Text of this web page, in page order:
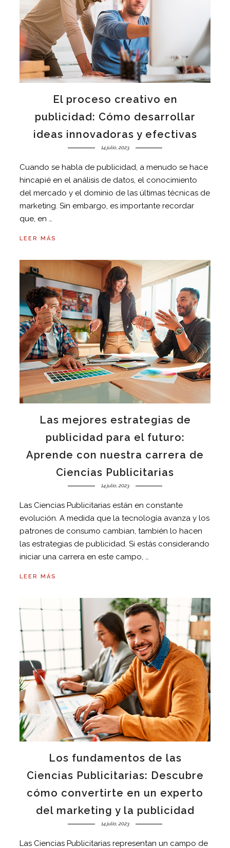
El proceso creativo en
publicidad: Cómo desarrollar
ideas innovadoras y efectivas
14 julio, 2023
Cuando se habla de publicidad, a menudo se hace
hincapié en el análisis de datos, el conocimiento
del mercado y el dominio de las últimas técnicas de
marketing. Sin embargo, es importante recordar
que, en …
LEER MÁS
Las mejores estrategias de
publicidad para el futuro:
Aprende con nuestra carrera de
Ciencias Publicitarias
14 julio, 2023
Las Ciencias Publicitarias están en constante
evolución. A medida que la tecnología avanza y los
patrones de consumo cambian, también lo hacen
las estrategias de publicidad. Si estás considerando
iniciar una carrera en este campo, …
LEER MÁS
Los fundamentos de las
Ciencias Publicitarias: Descubre
cómo convertirte en un experto
del marketing y la publicidad
14 julio, 2023
Las Ciencias Publicitarias representan un campo de